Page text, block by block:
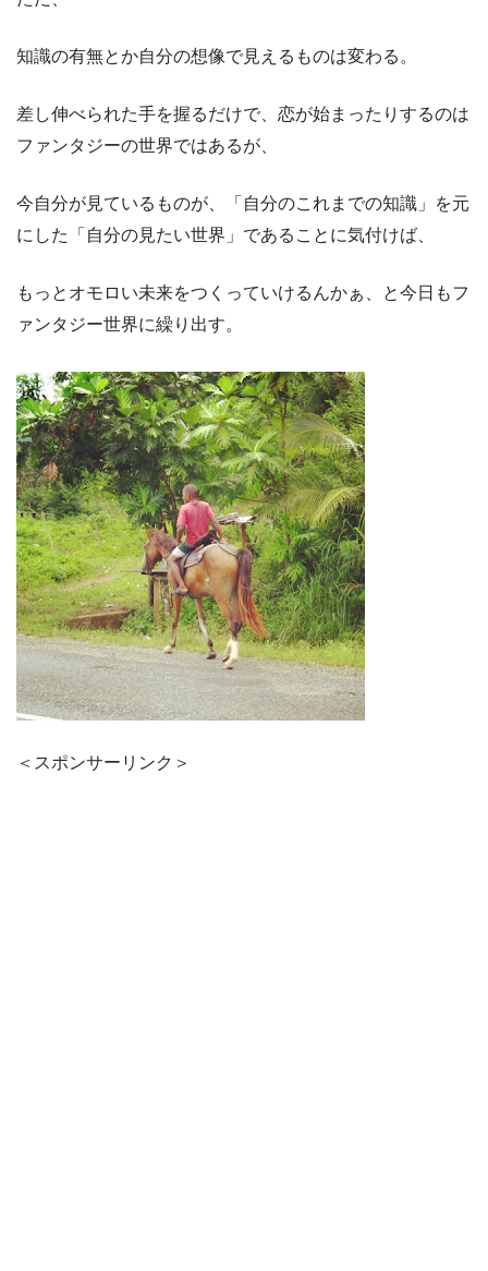
知識の有無とか自分の想像で見えるものは変わる。
差し伸べられた手を握るだけで、恋が始まったりするのは
ファンタジーの世界ではあるが、
今自分が見ているものが、「自分のこれまでの知識」を元
にした「自分の見たい世界」であることに気付けば、
もっとオモロい未来をつくっていけるんかぁ、と今日もフ
ァンタジー世界に繰り出す。
＜スポンサーリンク＞